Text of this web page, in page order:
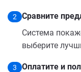
2
Сравните
Система
выберите
3
Оплатите и